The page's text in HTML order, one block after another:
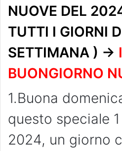
NUOVE DEL
TUTTI I GIORNI
SETTIMANA ) ->
BUONGIORNO
1.Buona
questo speciale
2024, un giorno